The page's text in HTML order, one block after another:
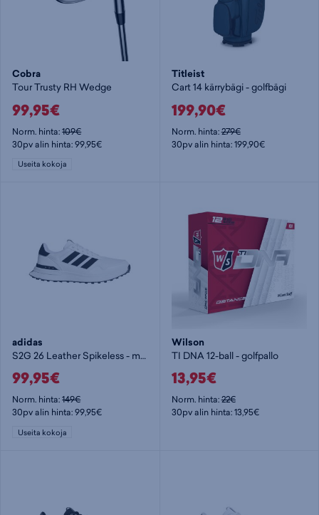
Cobra
Tour Trusty RH Wedge
99,95€
Norm. hinta:109€
30pv alin hinta: 99,95€
Useita kokoja
Titleist
Cart 14 kärrybägi - golfbägi
199,90€
Norm. hinta:279€
30pv alin hinta: 199,90€
adidas
S2G 26 Leather Spikeless - miesten golfkengät
99,95€
Norm. hinta:149€
30pv alin hinta: 99,95€
Useita kokoja
Wilson
TI DNA 12-ball - golfpallo
13,95€
Norm. hinta:22€
30pv alin hinta: 13,95€